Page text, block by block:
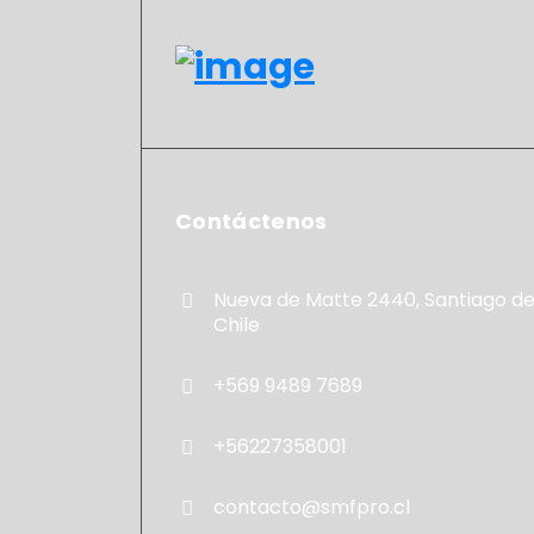
Contáctenos
Nueva de Matte 2440, Santiago de
Chile
+569 9489 7689
+56227358001
contacto@smfpro.cl